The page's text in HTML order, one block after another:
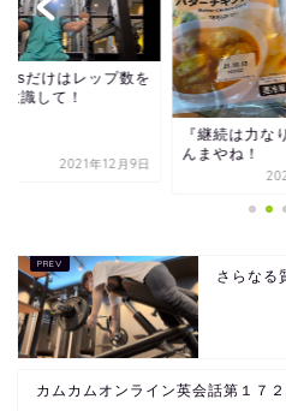
だけはレップ数を
意識して！
2021年12月9日
『継続は力な
んまやね！
さらなる
カムカムオンライン英会話第１７